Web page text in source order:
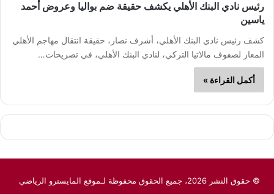
رئيس نادي البنك الأهلي يكشف حقيقة ضم بواليا وعروض أحمد
ياسين
كشف رئيس نادي البنك الأهلي، أشرف نصار، حقيقة انتقال مهاجم الأهلي
المعار لصفوف مالاتيا التركي، لنادي البنك الأهلي، في تصريحات…
أكمل القراءة »
© حقوق النشر 2026، جميع الحقوق محفوظة لـموقع المايسترو الرياضي